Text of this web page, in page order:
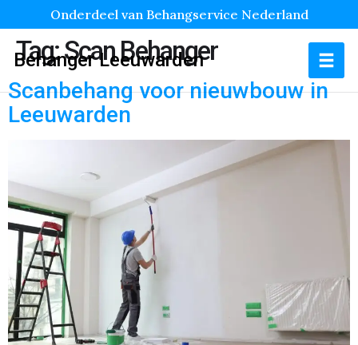
Onderdeel van Behangservice Nederland
Behanger Leeuwarden
Tag:Scan Behanger
Scanbehang voor nieuwbouw in
Leeuwarden